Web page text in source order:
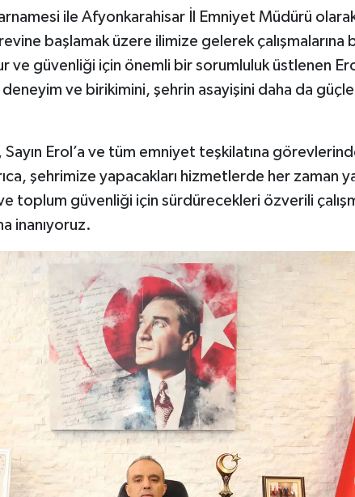
ile Afyonkarahisar İl Emniyet Müdürü
başlamak üzere ilimize gelerek çalışmalarına
ve güvenliği için önemli bir sorumluluk üstlenen
ve birikimini, şehrin asayişini daha da
Erol’a ve tüm emniyet teşkilatına
şehrimize yapacakları hizmetlerde her zaman
toplum güvenliği için sürdürecekleri özverili
inanıyoruz.